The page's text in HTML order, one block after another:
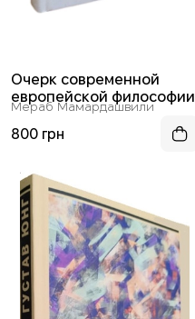
Очерк современной
европейской философии
Мераб Мамардашвили
800 грн